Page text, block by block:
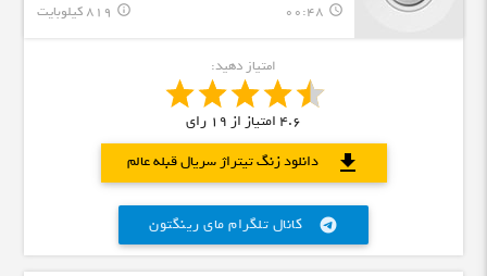
query_builder
00:48 819 کیلوبایت info_outline
امتیاز دهید:
4.6 امتیاز از19 رای
دانلود زنگ تیتراژ سریال قبله عالم
download
کانال تلگرام مای رینگتون telegram